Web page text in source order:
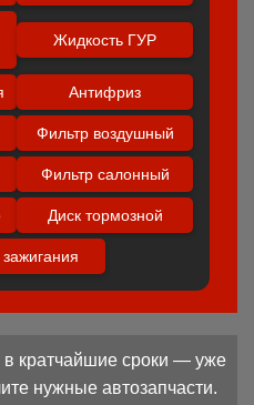
Жидкость ГУР
Антифриз
Фильтр воздушный
Фильтр салонный
Диск тормозной
в кратчайшие сроки — уже
нужные автозапчасти.